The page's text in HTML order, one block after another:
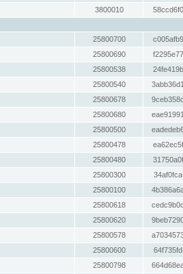
3800010
25800700
25800690
25800538
25800540
25800678
25800680
25800500
25800478
25800480
25800300
25800100
25800618
25800620
25800578
25800600
25800798